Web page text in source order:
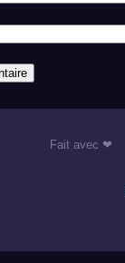
Fait avec ❤